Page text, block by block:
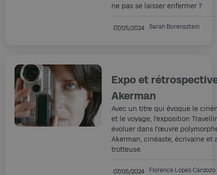
ne pas se laisser enfermer ?
07/05/2024 Sarah Borensztein
Expo et
Akerman
Avec un titre qui évoque le
et le voyage, l’exposition
évoluer dans l’œuvre
Akerman, cinéaste, écrivaine et
trotteuse.
07/05/2024 Florence Lopes Cardozo